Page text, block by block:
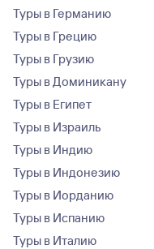
Туры в Германию
Туры в Грецию
Туры в Грузию
Туры в Доминикану
Туры в Египет
Туры в Израиль
Туры в Индию
Туры в Индонезию
Туры в Иорданию
Туры в Испанию
Туры в Италию